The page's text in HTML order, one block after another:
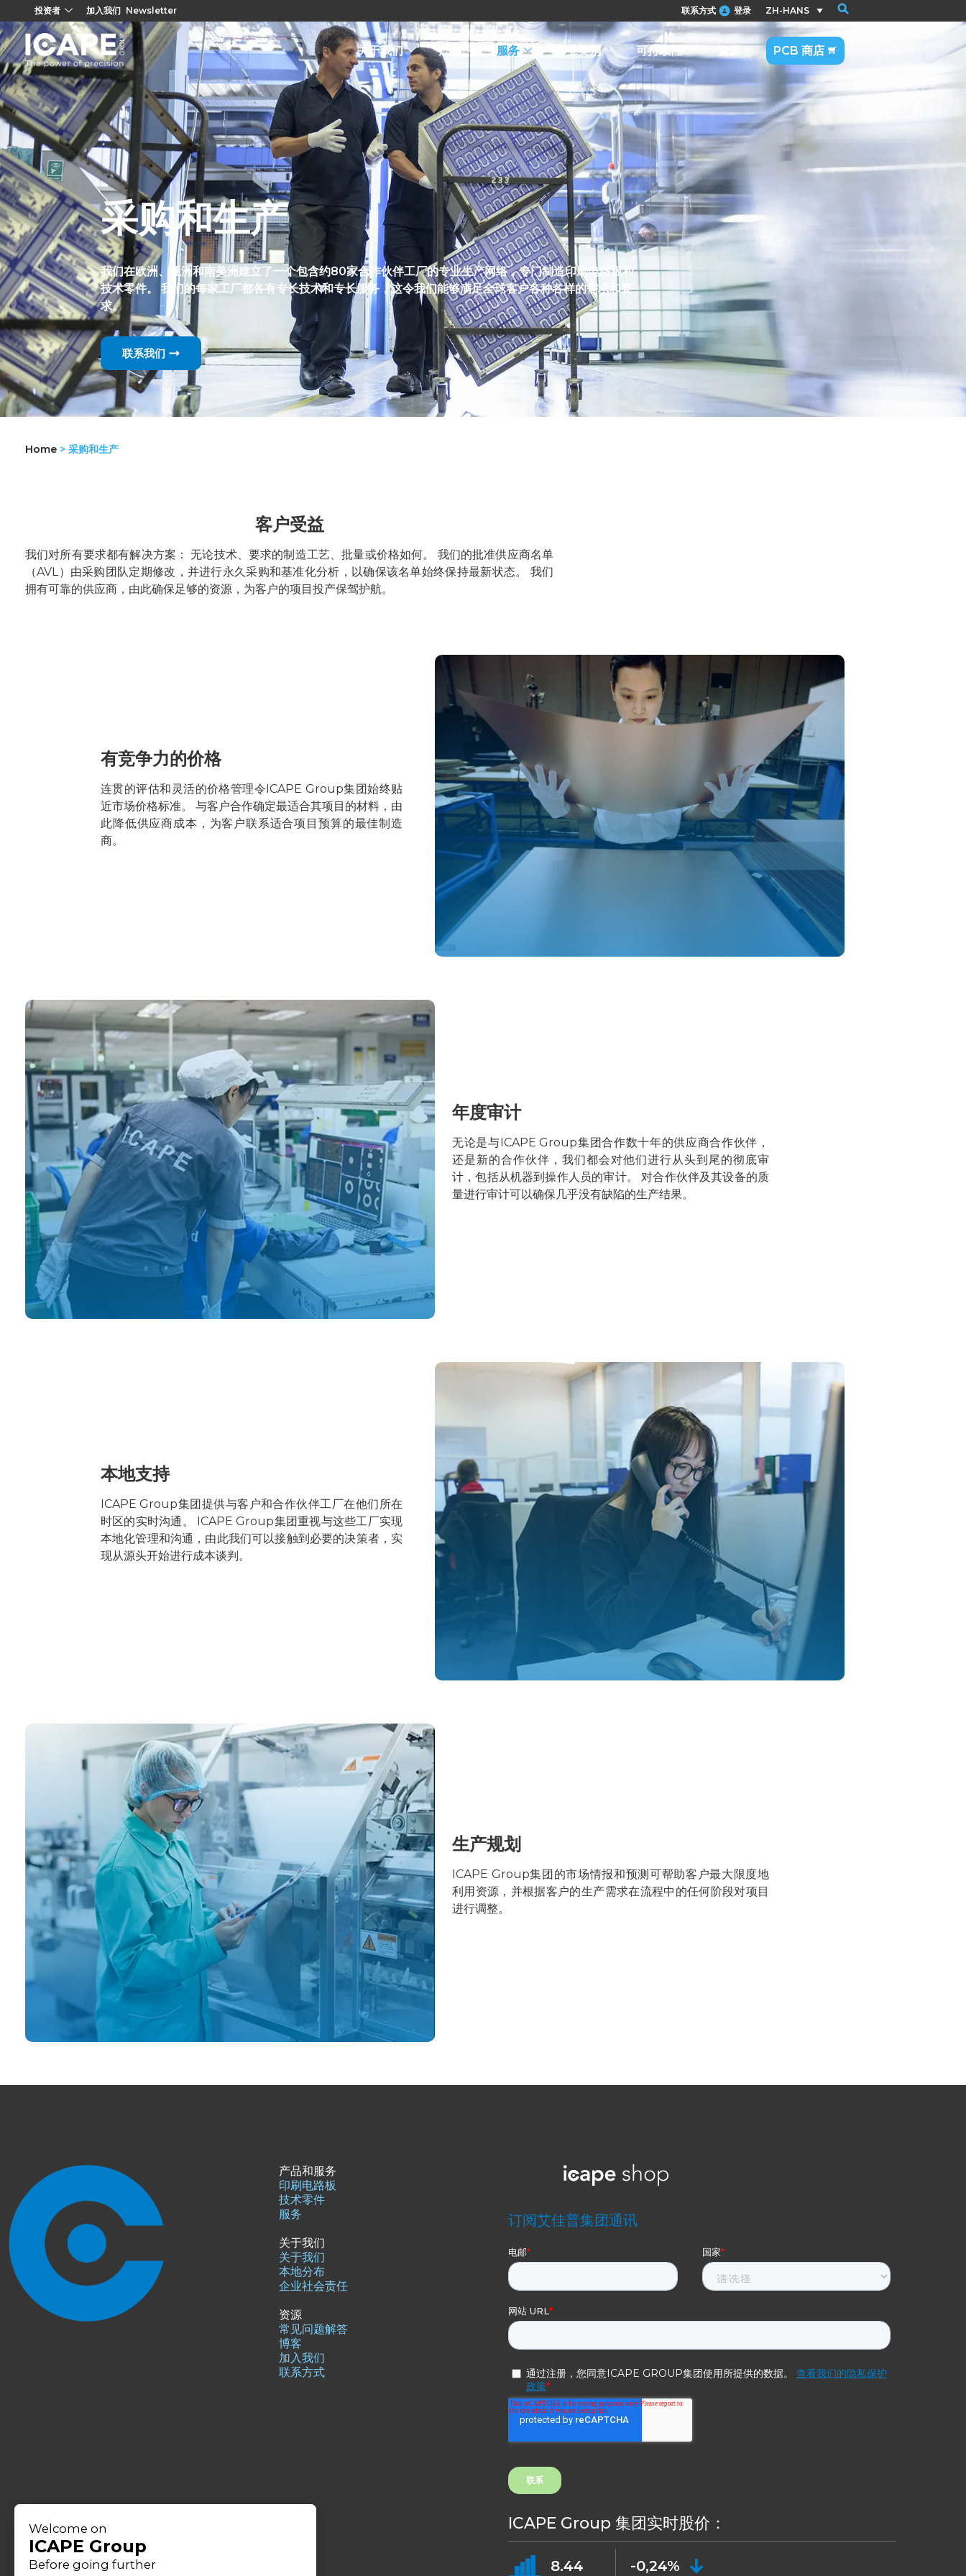
投资者 加入我们 Newsletter 联系方式 登录 ZH-HANS
关于我们 产品 服务 行业类别 可持续性 PCB 商店
采购和生产
我们在欧洲、亚洲和南美洲建立了一个包含约80家合作伙伴工厂的专业生产网络，专门制造印刷电路板和
技术零件。 我们的每家工厂都各有专长技术和专长服务，这令我们能够满足全球客户各种各样的需求和要
求。
联系我们
Home > 采购和生产
客户受益
我们对所有要求都有解决方案： 无论技术、要求的制造工艺、批量或价格如何。 我们的批准供应商名单
（AVL）由采购团队定期修改，并进行永久采购和基准化分析，以确保该名单始终保持最新状态。 我们
拥有可靠的供应商，由此确保足够的资源，为客户的项目投产保驾护航。
有竞争力的价格
连贯的评估和灵活的价格管理令ICAPE Group集团始终贴
近市场价格标准。 与客户合作确定最适合其项目的材料，由
此降低供应商成本，为客户联系适合项目预算的最佳制造
商。
年度审计
无论是与ICAPE Group集团合作数十年的供应商合作伙伴，
还是新的合作伙伴，我们都会对他们进行从头到尾的彻底审
计，包括从机器到操作人员的审计。 对合作伙伴及其设备的质
量进行审计可以确保几乎没有缺陷的生产结果。
本地支持
ICAPE Group集团提供与客户和合作伙伴工厂在他们所在
时区的实时沟通。 ICAPE Group集团重视与这些工厂实现
本地化管理和沟通，由此我们可以接触到必要的决策者，实
现从源头开始进行成本谈判。
生产规划
ICAPE Group集团的市场情报和预测可帮助客户最大限度地
利用资源，并根据客户的生产需求在流程中的任何阶段对项目
进行调整。
产品和服务
印刷电路板
技术零件
服务
关于我们
关于我们
本地分布
企业社会责任
资源
常见问题解答
博客
加入我们
联系方式
ICAPE Group 集团实时股价：
8.44 -0,24%